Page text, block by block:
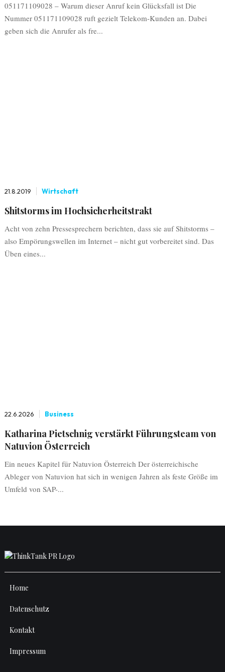
051171109028 – Warum dieser Anruf kein Glücksfall ist Die
Nummer 051171109028 ruft gezielt Telekom-Kunden an. Dabei
geben sich die Anrufer als fre...
21.8.2019 Wirtschaft
Shitstorms im Hochsicherheitstrakt
Acht von zehn Pressesprechern berichten, dass sie auf Shitstorms –
also Empörungswellen im Internet – nicht gut vorbereitet sind. Das
Üben eines...
22.6.2026 Business
Katharina Pietschnig verstärkt Führungsteam von
Natuvion Österreich
Ein neues Kapitel für Natuvion Österreich Der österreichische
Ableger von Natuvion hat sich in wenigen Jahren als feste Größe im
Umfeld von SAP-...
Home
Datenschutz
Kontakt
Impressum